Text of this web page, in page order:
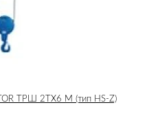
ТРШ 2ТХ6 М (тип HS-Z)